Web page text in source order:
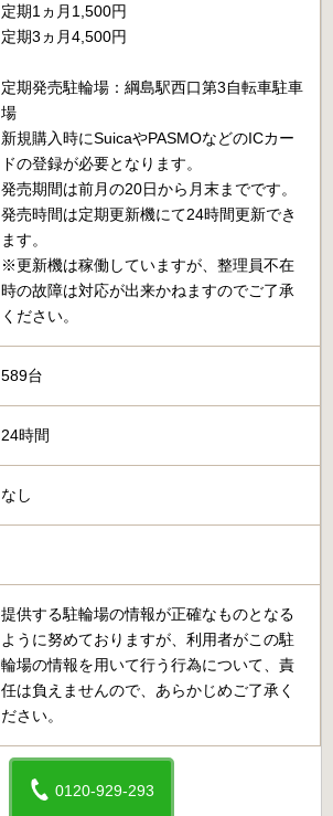
定期1ヵ月1,500円
定期3ヵ月4,500円
定期発売駐輪場：綱島駅西口第3自転車駐車
場
新規購入時にSuicaやPASMOなどのICカー
ドの登録が必要となります。
発売期間は前月の20日から月末までです。
発売時間は定期更新機にて24時間更新でき
ます。
※更新機は稼働していますが、整理員不在
時の故障は対応が出来かねますのでご了承
ください。
589台
24時間
なし
提供する駐輪場の情報が正確なものとなる
ように努めておりますが、利用者がこの駐
輪場の情報を用いて行う行為について、責
任は負えませんので、あらかじめご了承く
ださい。
0120-929-293